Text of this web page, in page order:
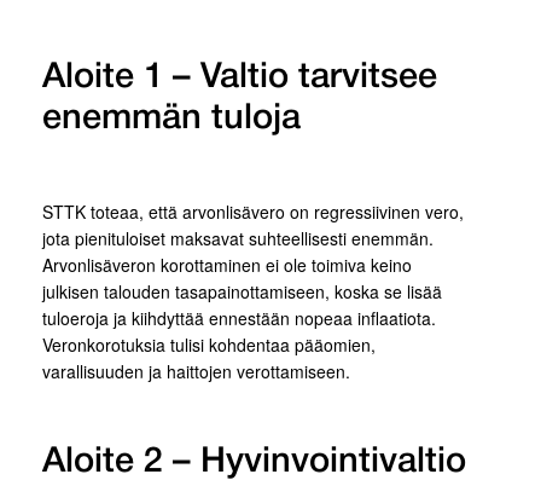
Aloite 1 – Valtio tarvitsee
enemmän tuloja
STTK toteaa, että arvonlisävero on regressiivinen vero,
jota pienituloiset maksavat suhteellisesti enemmän.
Arvonlisäveron korottaminen ei ole toimiva keino
julkisen talouden tasapainottamiseen, koska se lisää
tuloeroja ja kiihdyttää ennestään nopeaa inflaatiota.
Veronkorotuksia tulisi kohdentaa pääomien,
varallisuuden ja haittojen verottamiseen.
Aloite 2 – Hyvinvointivaltio